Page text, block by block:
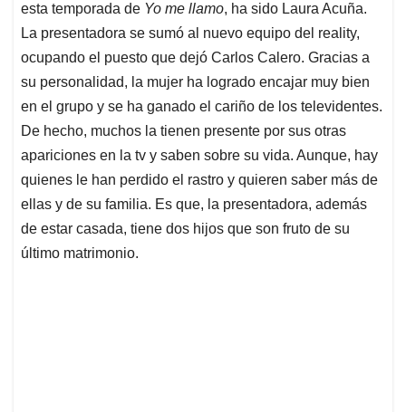
A
p
p
o
o
k
d
I
n
d
s
esta temporada de Yo me llamo, ha sido Laura Acuña.
La presentadora se sumó al nuevo equipo del reality,
ocupando el puesto que dejó Carlos Calero. Gracias a
su personalidad, la mujer ha logrado encajar muy bien
en el grupo y se ha ganado el cariño de los televidentes.
De hecho, muchos la tienen presente por sus otras
apariciones en la tv y saben sobre su vida. Aunque, hay
quienes le han perdido el rastro y quieren saber más de
ellas y de su familia. Es que, la presentadora, además
de estar casada, tiene dos hijos que son fruto de su
último matrimonio.